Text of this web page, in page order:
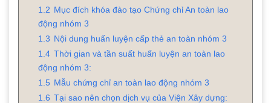
1.2 Mục đích khóa đào tạo Chứng chỉ An toàn lao
động nhóm 3
1.3 Nội dung huấn luyện cấp thẻ an toàn nhóm 3
1.4 Thời gian và tần suất huấn luyện an toàn lao
động nhóm 3:
1.5 Mẫu chứng chỉ an toàn lao động nhóm 3
1.6 Tại sao nên chọn dịch vụ của Viện Xây dựng: